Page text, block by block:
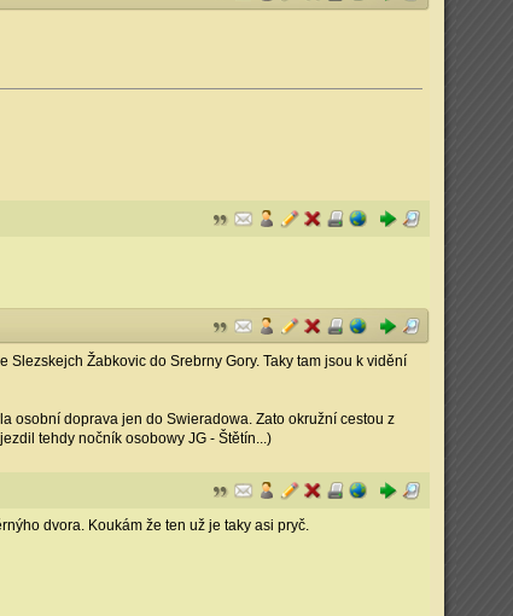
Žabkovic do Srebrny Gory. Taky tam jsou k vidění
osobní doprava jen do Swieradowa. Zato okružní cestou z
tehdy nočník osobowy JG - Štětín...)
dvora. Koukám že ten už je taky asi pryč.